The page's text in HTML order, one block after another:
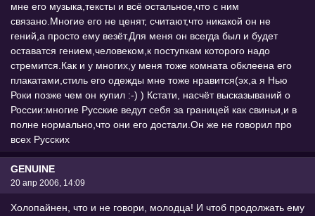
мне его музыка,тексты и всё остальное,что с ним
связано.Многие его не ценят, считают,что никакой он не
гений,а просто ему везёт.Для меня он всегда был и будет
оставатся гением,человеком,к поступкам которого надо
стремится.Как и у многих,у меня тоже комната обклеена его
плакатами,стиль его одежды мне тоже нравится(эх,а я Нью
Роки позже чем он купил :-) ) Кстати, насчёт высказываний о
России:многие Русские ведут себя за границей как свиньи,и в
полне нормально,что они его достали.Он же не говорил про
всех Русских
GENUINE
20 апр 2006, 14:09
Холопайнен, что и не говори, молодца! И чтоб продолжать ему